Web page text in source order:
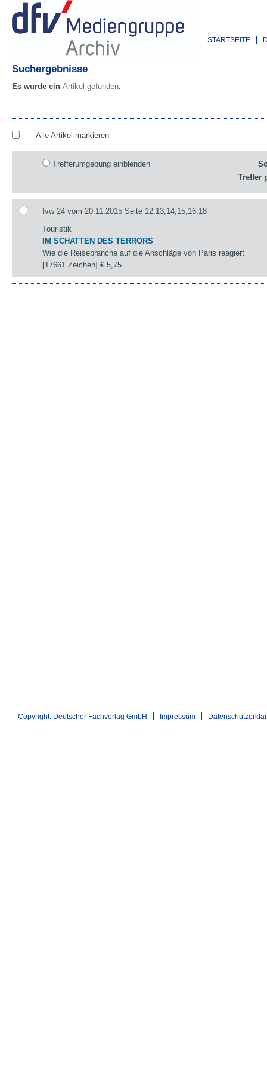
STARTSEITE
Suchergebnisse
Es wurde ein Artikel gefunden.
Alle Artikel markieren
Trefferumgebung einblenden
Treffer
fvw 24 vom 20.11.2015 Seite 12,13,14,15,16,18
Touristik
IM SCHATTEN DES TERRORS
Wie die Reisebranche auf die Anschläge von Paris reagiert
[17661 Zeichen]€ 5,75
Copyright: Deutscher Fachverlag GmbH Impressum